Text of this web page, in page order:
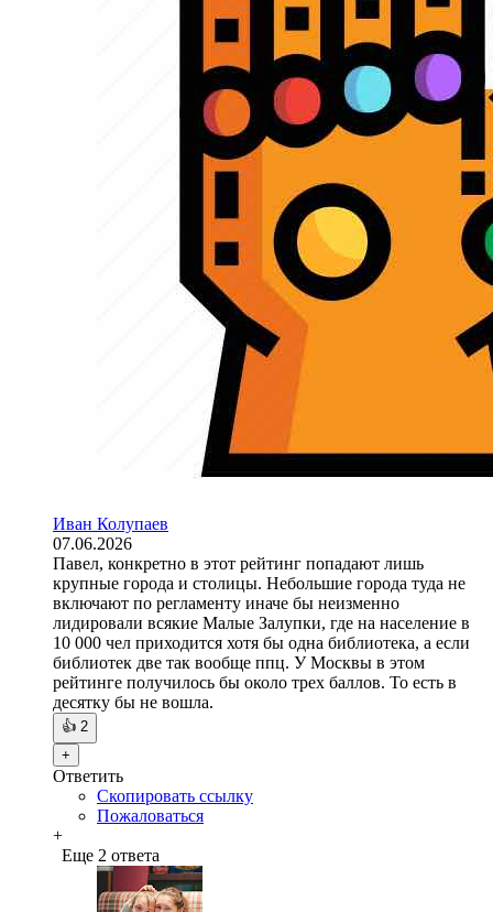
Иван Колупаев
07.06.2026
Павел, конкретно в этот рейтинг попадают лишь
крупные города и столицы. Небольшие города туда не
включают по регламенту иначе бы неизменно
лидировали всякие Малые Залупки, где на население в
10 000 чел приходится хотя бы одна библиотека, а если
библиотек две так вообще ппц. У Москвы в этом
рейтинге получилось бы около трех баллов. То есть в
десятку бы не вошла.
👍 2
+
Ответить
Скопировать ссылку
Пожаловаться
+
Еще 2 ответа